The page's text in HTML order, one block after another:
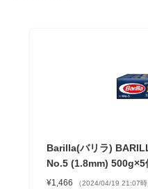
Barilla(バリラ)
No.5 (1.8mm) 500g×5
¥1,466 （2024/04/19 21:07時